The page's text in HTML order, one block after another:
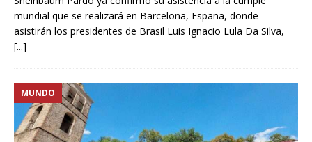
mundial que se realizará en Barcelona, España, donde
asistirán los presidentes de Brasil Luis Ignacio Lula Da Silva,
[...]
MUNDO